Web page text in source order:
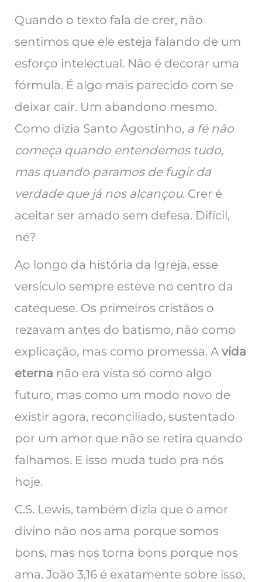
Quando o texto fala de crer, não
sentimos que ele esteja falando de um
esforço intelectual. Não é decorar uma
fórmula. É algo mais parecido com se
deixar cair. Um abandono mesmo.
Como dizia Santo Agostinho, a fé não
começa quando entendemos tudo,
mas quando paramos de fugir da
verdade que já nos alcançou. Crer é
aceitar ser amado sem defesa. Difícil,
né?
Ao longo da história da Igreja, esse
versículo sempre esteve no centro da
catequese. Os primeiros cristãos o
rezavam antes do batismo, não como
explicação, mas como promessa. Avida
eterna não era vista só como algo
futuro, mas como um modo novo de
existir agora, reconciliado, sustentado
por um amor que não se retira quando
falhamos. E isso muda tudo pra nós
hoje.
C.S. Lewis, também dizia que o amor
divino não nos ama porque somos
bons, mas nos torna bons porque nos
ama. João 3,16 é exatamente sobre isso,